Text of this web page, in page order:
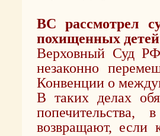
ВС рассмотрел
похищенных
Верховный Суд РФ
незаконно
Конвенции о
В таких делах
возвращают, если